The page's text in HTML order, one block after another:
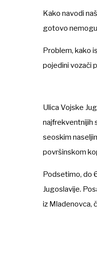
Kako navodi
gotovo
Problem, kako
pojedini vozači
Ulica Vojske
najfrekventnijih
seoskim
površinskom
Podsetimo, do
Jugoslavije.
iz Mladenovca,